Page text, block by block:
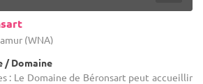
(WNA)
/ Domaine
: Le Domaine de Béronsart peut accueillir